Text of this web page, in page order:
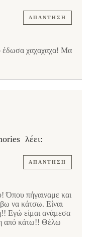
ΑΠΆΝΤΗΣΗ
έδωσα χαχαχαχα! Μα
λέει:
ΑΠΆΝΤΗΣΗ
Όπου πήγαιναμε και
να κάτσω. Είναι
Εγώ είμαι ανάμεσα
από κάτω!! Θέλω